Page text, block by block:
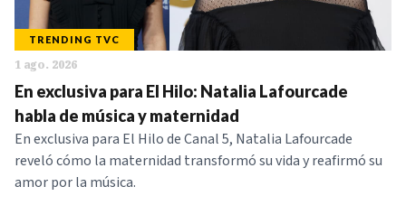
TRENDING TVC
1 ago. 2026
En exclusiva para El Hilo: Natalia Lafourcade
habla de música y maternidad
En exclusiva para El Hilo de Canal 5, Natalia Lafourcade
reveló cómo la maternidad transformó su vida y reafirmó su
amor por la música.